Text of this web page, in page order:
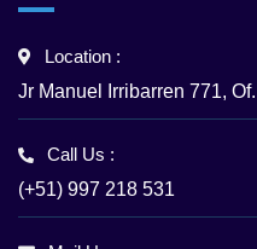
Location :
Jr Manuel Irribarren 771,
Call Us :
(+51) 997 218 531